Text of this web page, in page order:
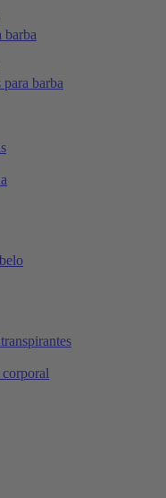
barba
para barba